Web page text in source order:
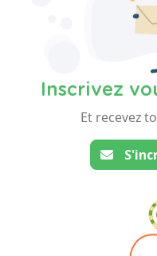
Inscrivez
Et recevez